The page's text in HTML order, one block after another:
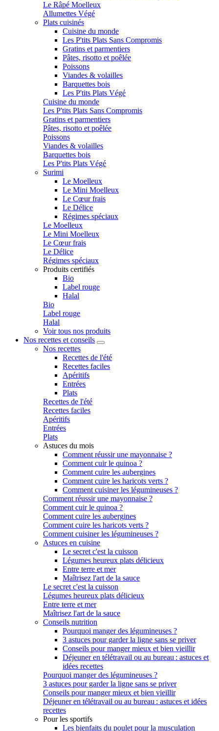
Le Râpé Moelleux
Allumettes Végé
Plats cuisinés
Cuisine du monde
Les P'tits Plats Sans Compromis
Gratins et parmentiers
Pâtes, risotto et poêlée
Poissons
Viandes & volailles
Barquettes bois
Les P'tits Plats Végé
Cuisine du monde
Les P'tits Plats Sans Compromis
Gratins et parmentiers
Pâtes, risotto et poêlée
Poissons
Viandes & volailles
Barquettes bois
Les P'tits Plats Végé
Surimi
Le Moelleux
Le Mini Moelleux
Le Cœur frais
Le Délice
Régimes spéciaux
Le Moelleux
Le Mini Moelleux
Le Cœur frais
Le Délice
Régimes spéciaux
Produits certifiés
Bio
Label rouge
Halal
Bio
Label rouge
Halal
Voir tous nos produits
Nos recettes et conseils
Nos recettes
Recettes de l'été
Recettes faciles
Apéritifs
Entrées
Plats
Recettes de l'été
Recettes faciles
Apéritifs
Entrées
Plats
Astuces du mois
Comment réussir une mayonnaise ?
Comment cuir le quinoa ?
Comment cuire les aubergines
Comment cuire les haricots verts ?
Comment cuisiner les légumineuses ?
Comment réussir une mayonnaise ?
Comment cuir le quinoa ?
Comment cuire les aubergines
Comment cuire les haricots verts ?
Comment cuisiner les légumineuses ?
Astuces en cuisine
Le secret c'est la cuisson
Légumes heureux plats délicieux
Entre terre et mer
Maîtrisez l'art de la sauce
Le secret c'est la cuisson
Légumes heureux plats délicieux
Entre terre et mer
Maîtrisez l'art de la sauce
Conseils nutrition
Pourquoi manger des légumineuses ?
3 astuces pour garder la ligne sans se priver
Conseils pour manger mieux et bien vieillir
Déjeuner en télétravail ou au bureau : astuces et
idées recettes
Pourquoi manger des légumineuses ?
3 astuces pour garder la ligne sans se priver
Conseils pour manger mieux et bien vieillir
Déjeuner en télétravail ou au bureau : astuces et idées
recettes
Pour les sportifs
Les bienfaits du poulet pour la musculation